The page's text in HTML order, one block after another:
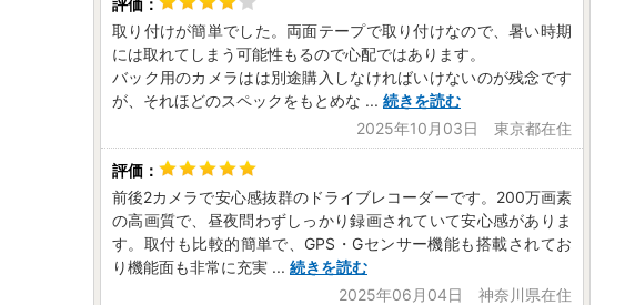
取り付けが簡単でした。両面テープで取り付けなので、暑い時期
には取れてしまう可能性もるので心配ではあります。
バック用のカメラはは別途購入しなければいけないのが残念です
が、それほどのスペックをもとめな ... 続きを読む
2025年10月03日 東京都在住
前後2カメラで安心感抜群のドライブレコーダーです。200万画素
の高画質で、昼夜問わずしっかり録画されていて安心感がありま
す。取付も比較的簡単で、GPS・Gセンサー機能も搭載されてお
り機能面も非常に充実 ... 続きを読む
2025年06月04日 神奈川県在住